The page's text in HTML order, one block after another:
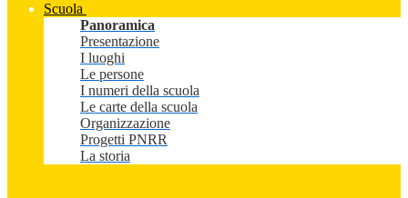
Scuola
Panoramica
Presentazione
I luoghi
Le persone
I numeri della scuola
Le carte della scuola
Organizzazione
Progetti PNRR
La storia